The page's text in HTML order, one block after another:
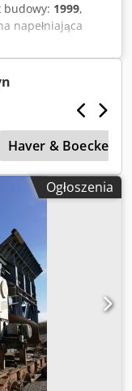
budowy: 1999,
napełniająca
waga worka:
h, formaty
regulowane,
dostępna.
Tcq Horock
Haver & Boecker
Ogłoszenia